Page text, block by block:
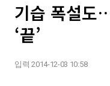
기습 폭설도
‘끝’
입력 2014-12-03 10:58